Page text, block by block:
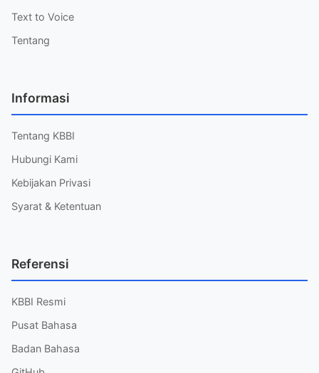
Text to Voice
Tentang
Informasi
Tentang KBBI
Hubungi Kami
Kebijakan Privasi
Syarat & Ketentuan
Referensi
KBBI Resmi
Pusat Bahasa
Badan Bahasa